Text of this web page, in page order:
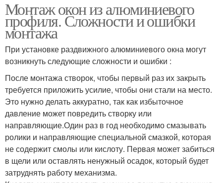
Монтаж окон из алюминиевого
профиля. Сложности и ошибки
монтажа
При установке раздвижного алюминиевого окна могут
возникнуть следующие сложности и ошибки :
После монтажа створок, чтобы первый раз их закрыть
требуется приложить усилие, чтобы они стали на место.
Это нужно делать аккуратно, так как избыточное
давление может повредить створку или
направляющие.Один раз в год необходимо смазывать
ролики и направляющие специальной смазкой, которая
не содержит смолы или кислоту. Первая может забиться
в щели или оставлять ненужный осадок, который будет
затруднять работу механизма.